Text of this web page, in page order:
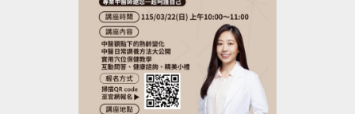
-洽詢專線：03-2639066 #301、302
-官網 :
https://www.lzsports.com.tw/zh_TW/news/pageID/1/
-FB : 桃園市蘆竹國民運動中心
-IG : @luzhusports